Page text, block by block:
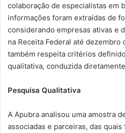
colaboração de especialistas em
informações foram extraídas de
considerando empresas ativas e
na Receita Federal até dezembro
também respeita critérios
qualitativa, conduzida
Pesquisa Qualitativa
A Apubra analisou uma amostra
associadas e parceiras, das quais